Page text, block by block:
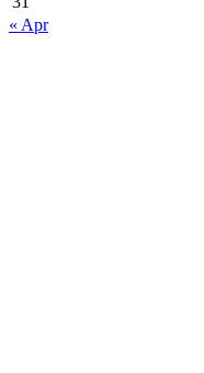
« Apr